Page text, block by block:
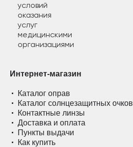
Интернет-магазин
Каталог оправ
Каталог солнцезащитных очков
Контактные линзы
Доставка и оплата
Пункты выдачи
Как купить